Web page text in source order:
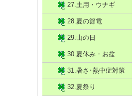
27.土用・ウナギ
28.夏の節電
29.山の日
30.夏休み・お盆
31.暑さ･熱中症対策
32.夏祭り